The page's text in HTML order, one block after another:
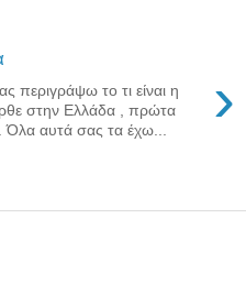
›
περιγράψω το τι είναι η
στην Ελλάδα , πρώτα
Όλα αυτά σας τα έχω...